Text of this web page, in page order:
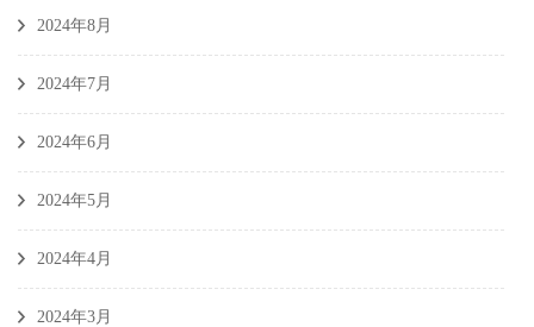
2024年8月
2024年7月
2024年6月
2024年5月
2024年4月
2024年3月